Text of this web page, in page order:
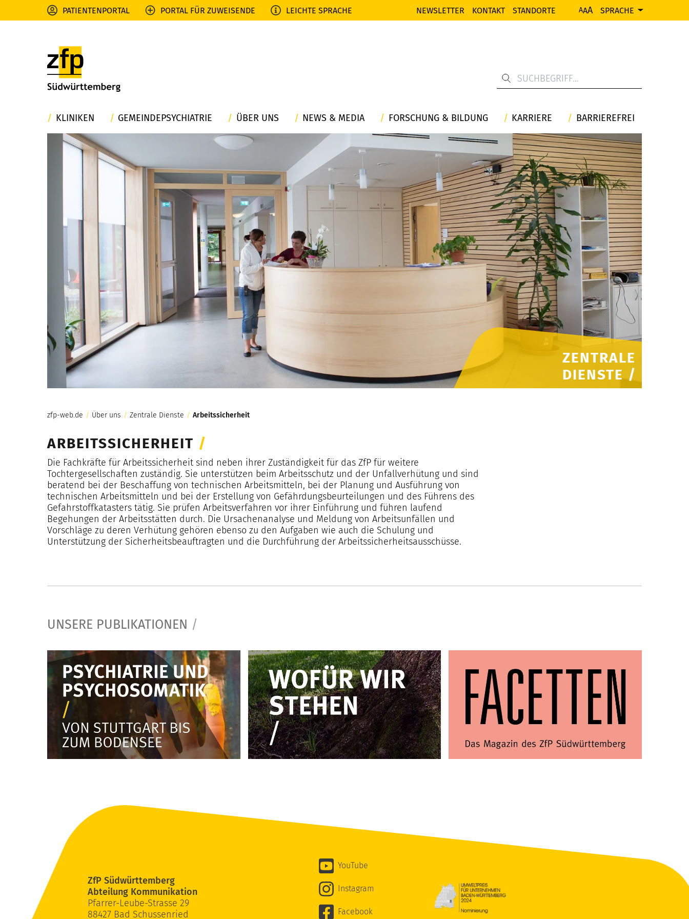
PATIENTENPORTAL PORTAL FÜR ZUWEISENDE LEICHTE SPRACHE NEWSLETTER KONTAKT STANDORTE AAA SPRACHE
KLINIKEN GEMEINDEPSYCHIATRIE ÜBER UNS NEWS & MEDIA FORSCHUNG & BILDUNG KARRIERE BARRIEREFREI
ZENTRALE
DIENSTE /
zfp-web.de / Über uns / Zentrale Dienste / Arbeitssicherheit
ARBEITSSICHERHEIT /
Die Fachkräfte für Arbeitssicherheit sind neben ihrer Zuständigkeit für das ZfP für weitere
Tochtergesellschaften zuständig. Sie unterstützen beim Arbeitsschutz und der Unfallverhütung und sind
beratend bei der Beschaffung von technischen Arbeitsmitteln, bei der Planung und Ausführung von
technischen Arbeitsmitteln und bei der Erstellung von Gefährdungsbeurteilungen und des Führens des
Gefahrstoffkatasters tätig. Sie prüfen Arbeitsverfahren vor ihrer Einführung und führen laufend
Begehungen der Arbeitsstätten durch. Die Ursachenanalyse und Meldung von Arbeitsunfällen und
Vorschläge zu deren Verhütung gehören ebenso zu den Aufgaben wie auch die Schulung und
Unterstützung der Sicherheitsbeauftragten und die Durchführung der Arbeitssicherheitsausschüsse.
UNSERE PUBLIKATIONEN /
ZfP Südwürttemberg
Abteilung Kommunikation
Pfarrer-Leube-Strasse 29
88427 Bad Schussenried
YouTube
Instagram
Facebook